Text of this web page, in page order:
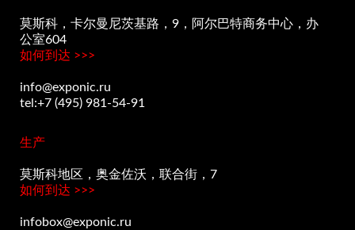
莫斯科，卡尔曼尼茨基路，9，阿尔巴特商务中心，办
公室604
info@exponic.ru
tel:+7 (495) 981-54-91
如何到达 >>>
生产
莫斯科地区，奥金佐沃，联合街，7
infobox@exponic.ru
如何到达 >>>